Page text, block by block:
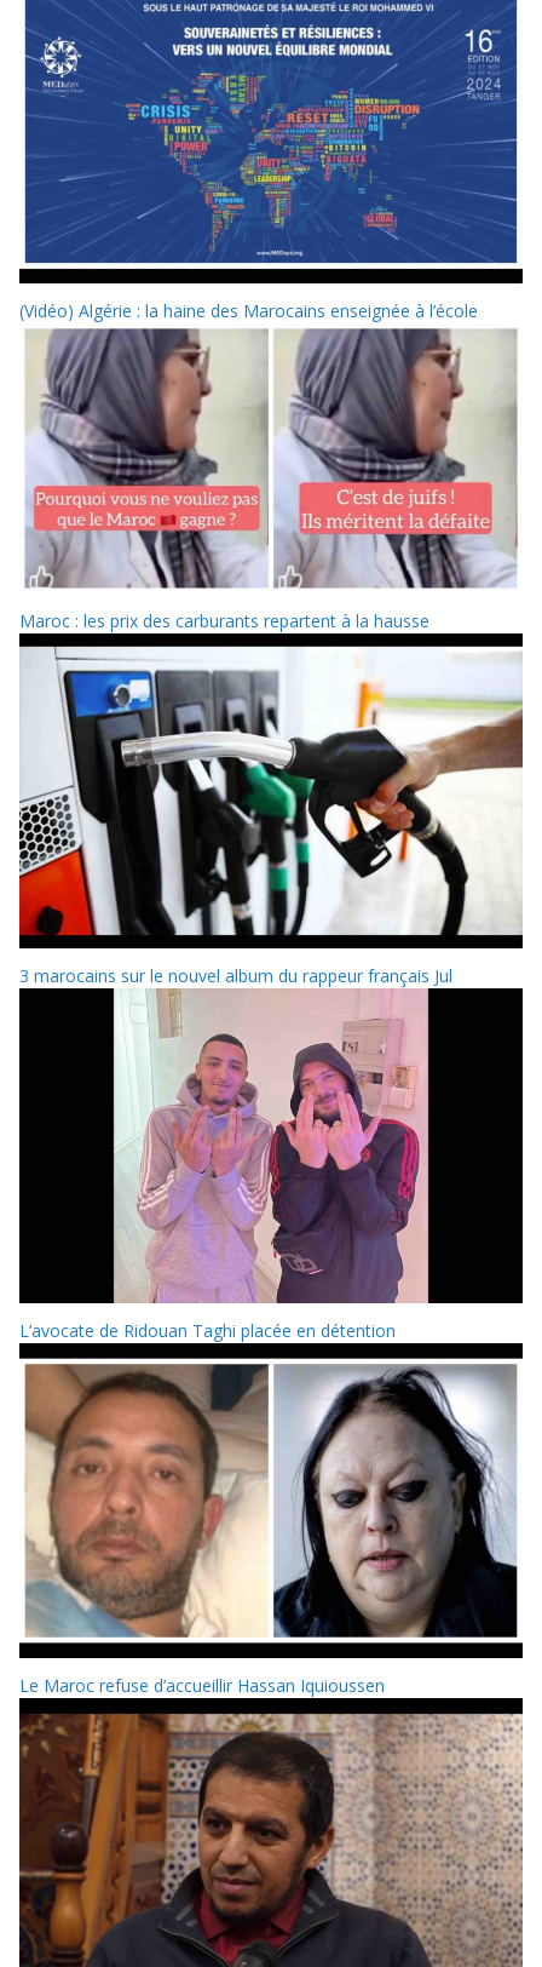
(Vidéo) Algérie : la haine des Marocains enseignée à l’école
Maroc : les prix des carburants repartent à la hausse
3 marocains sur le nouvel album du rappeur français Jul
L’avocate de Ridouan Taghi placée en détention
Le Maroc refuse d’accueillir Hassan Iquioussen